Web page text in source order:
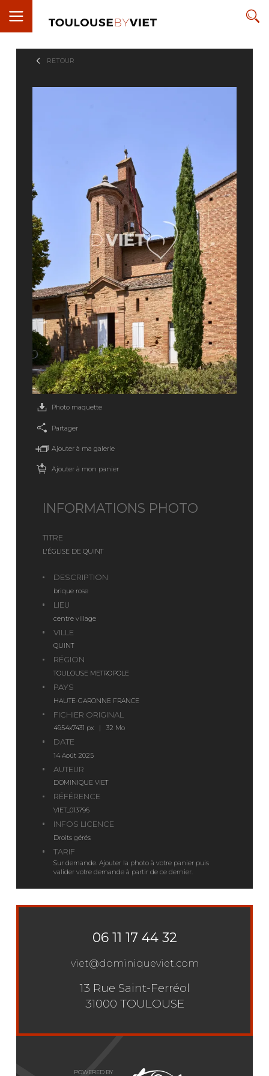
RETOUR
Photo maquette
Partager
Ajouter à ma galerie
Ajouter à mon panier
INFORMATIONS PHOTO
TITRE
L'ÉGLISE DE QUINT
DESCRIPTION
brique rose
LIEU
centre village
VILLE
QUINT
RÉGION
TOULOUSE METROPOLE
PAYS
HAUTE-GARONNE FRANCE
FICHIER ORIGINAL
4954x7431 px | 32 Mo
DATE
14 Août 2025
AUTEUR
DOMINIQUE VIET
RÉFÉRENCE
VIET_013796
INFOS LICENCE
Droits gérés
TARIF
Sur demande. Ajouter la photo à votre panier puis
valider votre demande à partir de ce dernier.
06 11 17 44 32
viet@dominiqueviet.com
13 Rue Saint-Ferréol
31000 TOULOUSE
POWERED BY